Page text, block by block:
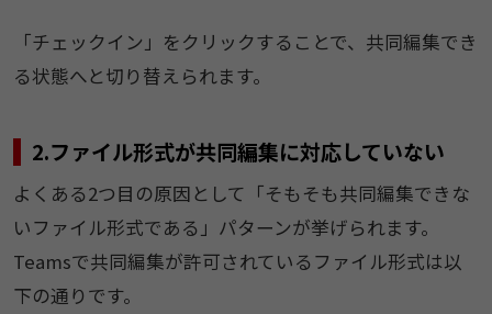
「チェックイン」をクリックすることで、共同編集でき
る状態へと切り替えられます。
2.ファイル形式が共同編集に対応していない
よくある2つ目の原因として「そもそも共同編集できな
いファイル形式である」パターンが挙げられます。
Teamsで共同編集が許可されているファイル形式は以
下の通りです。